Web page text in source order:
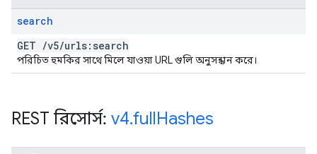
search
GET /v5/urls:search
পরিচিত হুমকির সাথে মিলে যাওয়া URL গুলি অনুসন্ধান করে।
REST রিসোর্স: v4.fullHashes